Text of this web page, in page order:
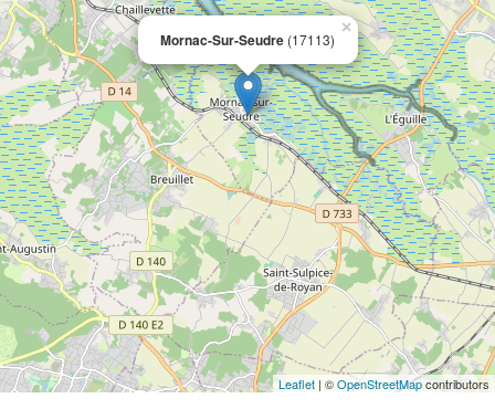
Mornac-Sur-Seudre (17113)
×
Leaflet | ©OpenStreetMapcontributors